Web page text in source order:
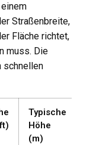
Straßenbreite,
Fläche richtet,
muss. Die
schnellen
Typische
Höhe
(m)